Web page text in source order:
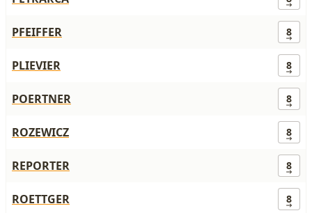
PFEIFFER 8
PLIEVIER 8
POERTNER 8
ROZEWICZ 8
REPORTER 8
ROETTGER 8